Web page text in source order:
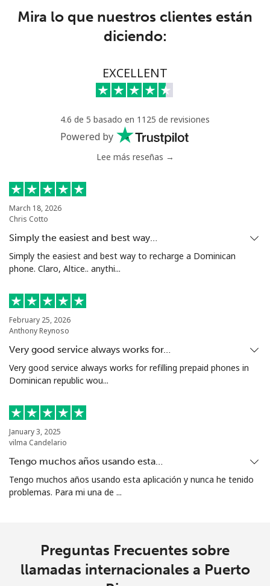
Mira lo que nuestros clientes están
diciendo:
EXCELLENT
4.6 de 5 basado en 1125 de revisiones
Powered by
Lee más reseñas →
March 18, 2026
Chris Cotto
Simply the easiest and best way…
Simply the easiest and best way to recharge a Dominican
phone. Claro, Altice.. anythi...
February 25, 2026
Anthony Reynoso
Very good service always works for…
Very good service always works for refilling prepaid phones in
Dominican republic wou...
January 3, 2025
vilma Candelario
Tengo muchos años usando esta…
Tengo muchos años usando esta aplicación y nunca he tenido
problemas. Para mi una de ...
Preguntas Frecuentes sobre
llamadas internacionales a Puerto